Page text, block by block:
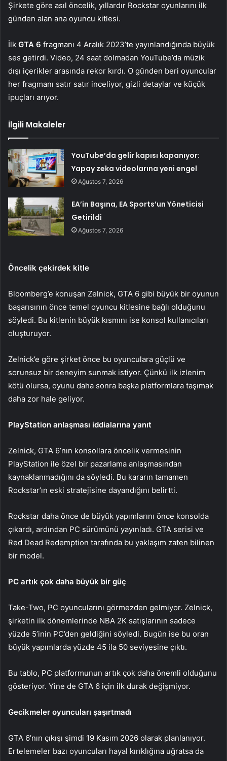
Şirkete göre asıl öncelik, yıllardır Rockstar oyunlarını ilk
günden alan ana oyuncu kitlesi.
İlk GTA 6 fragmanı 4 Aralık 2023’te yayınlandığında büyük
ses getirdi. Video, 24 saat dolmadan YouTube’da müzik
dışı içerikler arasında rekor kırdı. O günden beri oyuncular
her fragmanı satır satır inceliyor, gizli detaylar ve küçük
ipuçları arıyor.
İlgili Makaleler
YouTube’da gelir kapısı kapanıyor:
Yapay zeka videolarına yeni engel
Ağustos 7, 2026
EA’in Başına, EA Sports’un Yöneticisi
Getirildi
Ağustos 7, 2026
Öncelik çekirdek kitle
Bloomberg’e konuşan Zelnick, GTA 6 gibi büyük bir oyunun
başarısının önce temel oyuncu kitlesine bağlı olduğunu
söyledi. Bu kitlenin büyük kısmını ise konsol kullanıcıları
oluşturuyor.
Zelnick’e göre şirket önce bu oyunculara güçlü ve
sorunsuz bir deneyim sunmak istiyor. Çünkü ilk izlenim
kötü olursa, oyunu daha sonra başka platformlara taşımak
daha zor hale geliyor.
PlayStation anlaşması iddialarına yanıt
Zelnick, GTA 6’nın konsollara öncelik vermesinin
PlayStation ile özel bir pazarlama anlaşmasından
kaynaklanmadığını da söyledi. Bu kararın tamamen
Rockstar’ın eski stratejisine dayandığını belirtti.
Rockstar daha önce de büyük yapımlarını önce konsolda
çıkardı, ardından PC sürümünü yayınladı. GTA serisi ve
Red Dead Redemption tarafında bu yaklaşım zaten bilinen
bir model.
PC artık çok daha büyük bir güç
Take-Two, PC oyuncularını görmezden gelmiyor. Zelnick,
şirketin ilk dönemlerinde NBA 2K satışlarının sadece
yüzde 5’inin PC’den geldiğini söyledi. Bugün ise bu oran
büyük yapımlarda yüzde 45 ila 50 seviyesine çıktı.
Bu tablo, PC platformunun artık çok daha önemli olduğunu
gösteriyor. Yine de GTA 6 için ilk durak değişmiyor.
Gecikmeler oyuncuları şaşırtmadı
GTA 6’nın çıkışı şimdi 19 Kasım 2026 olarak planlanıyor.
Ertelemeler bazı oyuncuları hayal kırıklığına uğratsa da